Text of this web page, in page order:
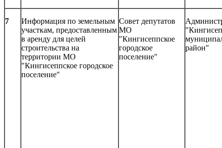
7
Информация по земельным
участкам, предоставленным
в аренду для целей
строительства на
территории МО
"Кингисеппское городское
поселение"
Совет депутатов
МО
"Кингисеппское
городское
поселение"
район"